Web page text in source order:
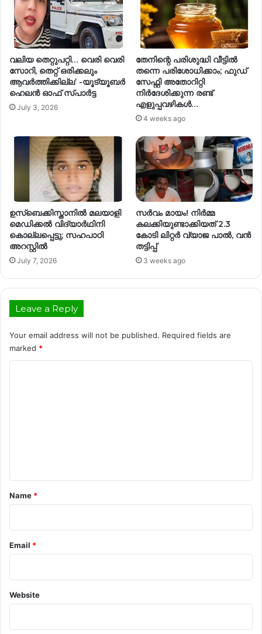
വലിയ തെറ്റുപറ്റി… വെരി വെരി
സോറി, തെറ്റ് ഒരിക്കലും
ആവര്‍ത്തിക്കില്ല’ -യൂട്യൂബര്‍
ഹെലൻ ഓഫ് സ്പാർട്ട
July 3, 2026
തേനിന്റെ പരിശുദ്ധി വീട്ടിൽ
തന്നെ പരിശോധിക്കാം; ഫുഡ്
സേഫ്റ്റി അതോറിറ്റി
നിർദേശിക്കുന്ന രണ്ട്
എളുപ്പവഴികൾ…
4 weeks ago
ഉസ്‌ബെക്കിസ്താനില്‍ മലയാളി
മെഡിക്കല്‍ വിദ്യാര്‍ഥിനി
കൊല്ലപ്പെട്ടു; സഹപാഠി
അറസ്റ്റില്‍
July 7, 2026
സര്‍വം മായം! നിര്‍മ്മ
കലക്കിയുണ്ടാക്കിയത് 2.3
കോടി ലിറ്റര്‍ വ്യാജ പാല്‍, വന്‍
തട്ടിപ്പ്
3 weeks ago
Leave a Reply
Your email address will not be published. Required fields are
marked *
*
Name *
Email *
Website